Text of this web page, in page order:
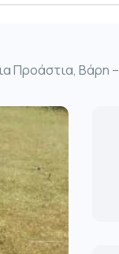
Προάστια, Βάρη